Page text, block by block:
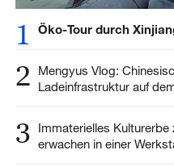
1 Öko-Tour durch
2
Mengyus Vlog:
Ladeinfrastruktur auf
3
Immaterielles Kulturerbe
erwachen in einer